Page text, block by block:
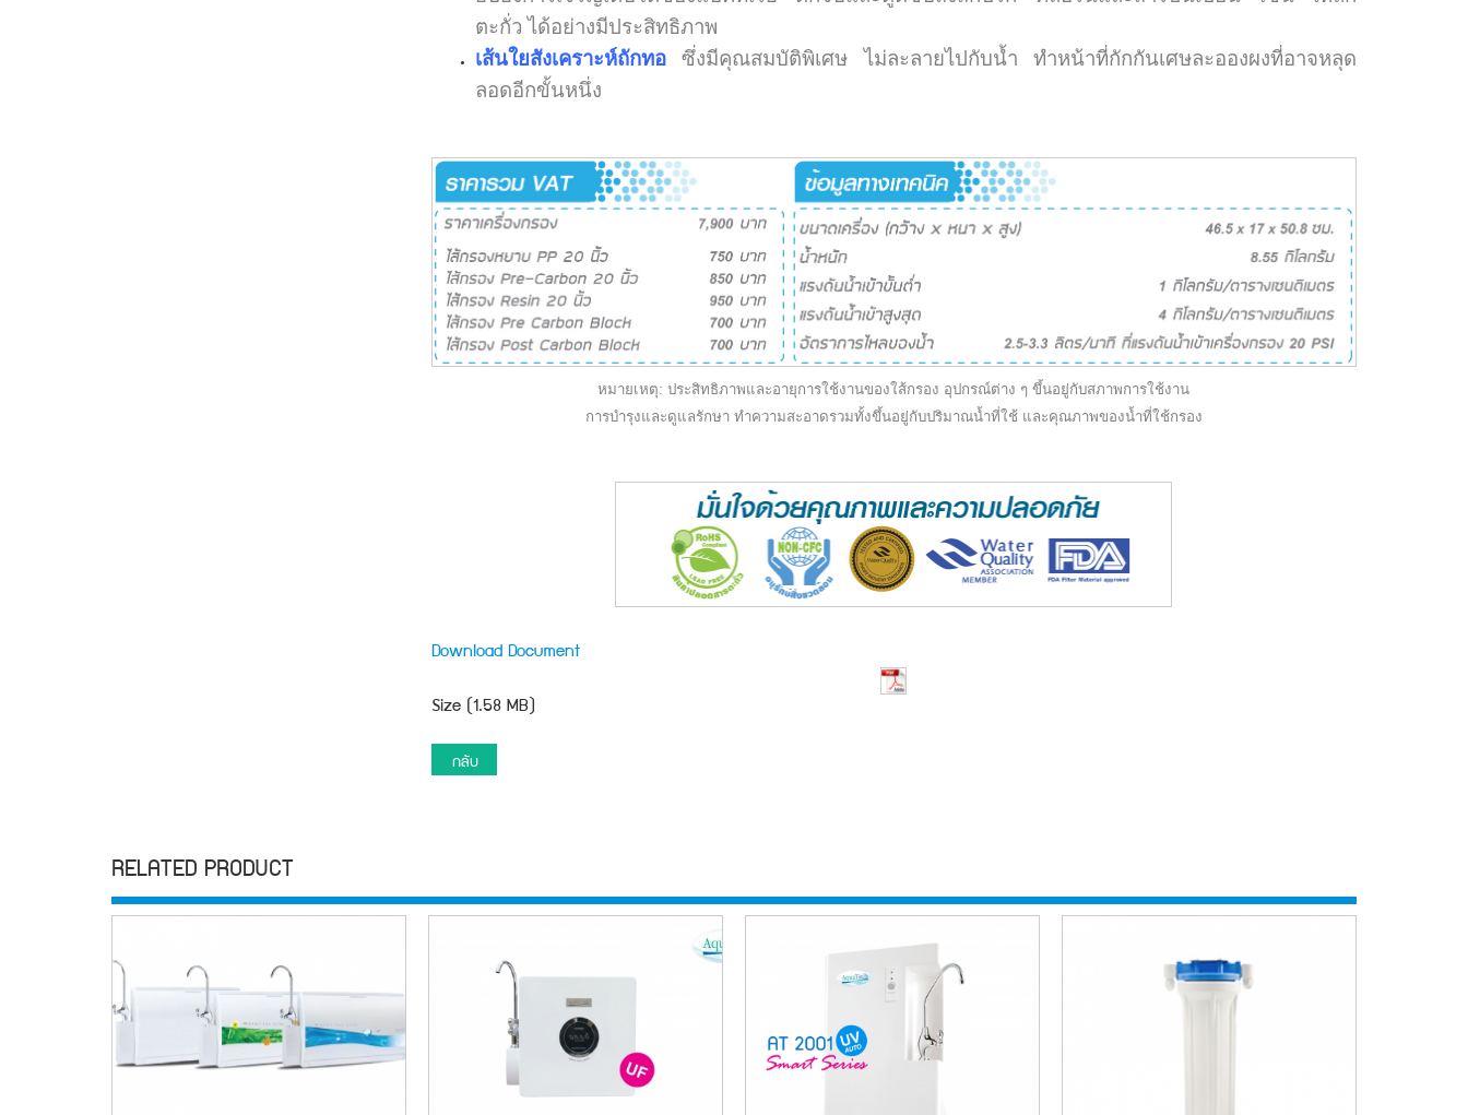
ตะกั่ว ได้อย่างมีประสิทธิภาพ
เส้นใยสังเคราะห์ถักทอซึ่งมีคุณสมบัติพิเศษ ไม่ละลายไปกับน้ำ ทำหน้าที่กักกันเศษละอองผงที่อาจหลุด
ลอดอีกขั้นหนึ่ง
หมายเหตุ: ประสิทธิภาพและอายุการใช้งานของใส้กรอง อุปกรณ์ต่าง ๆ ขึ้นอยู่กับสภาพการใช้งาน
การบำรุงและดูแลรักษา ทำความสะอาดรวมทั้งขึ้นอยู่กับปริมาณน้ำที่ใช้ และคุณภาพของน้ำที่ใช้กรอง
Download Document
Size (1.58 MB)
กลับ
RELATED PRODUCT